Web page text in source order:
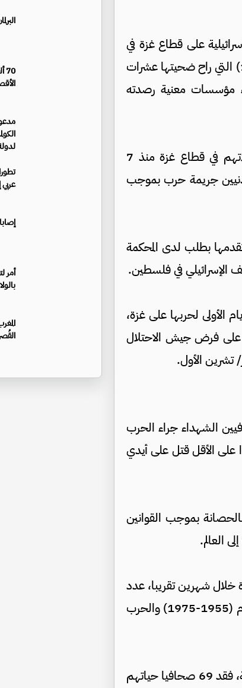
على قطاع غزة في
أقل من شهرين، حصيلة قتلاهم خلال الحرب العالمية الثانية (1939-1945) التي راح ضحيتها عشرات
مؤسسات معنية رصدته
ويواصل جيش الاحتلال الإسرائيلي، استهداف المدنيين والصحافيين وعائلاتهم في قطاع غزة منذ 7
جريمة حرب بموجب
بطلب لدى المحكمة
الإسرائيلي في فلسطين.
الأولى لحربها على غزة،
على فرض جيش الاحتلال
الشهداء جراء الحرب
صحافيا واحدا على الأقل قتل على أيدي
بموجب القوانين
العالم.
خلال شهرين تقريبا، عدد
الإعلاميين الذين قتلوا في الحرب العالمية الثانية (1939-1945) وحرب فيتنام (1955-1975) والحرب
ووفقا لمؤسسة "منتدى الحرية”، مقرها واشنطن وتدافع عن حرية الصحافة، فقد 69 صحافيا حياتهم
أمر